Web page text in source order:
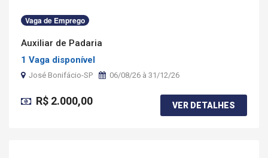
Vaga de Emprego
Auxiliar de Padaria
1 Vaga disponível
José Bonifácio-SP 06/08/26 à 31/12/26
R$ 2.000,00 VER DETALHES